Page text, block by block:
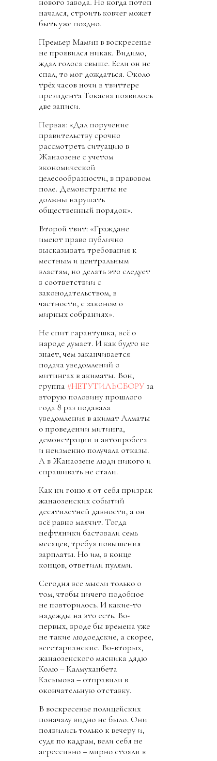
начался, строить ковчег может
быть уже поздно.
Премьер Мамин в воскресенье
не проявился никак. Видимо,
ждал голоса свыше. Если он не
спал, то мог дождаться. Около
трёх часов ночи в твиттере
президента Токаева появилось
две записи.
Первая: «Дал поручение
правительству срочно
рассмотреть ситуацию в
Жанаозене с учетом
экономической
целесообразности, в правовом
поле. Демонстранты не
должны нарушать
общественный порядок».
Второй твит: «Граждане
имеют право публично
высказывать требования к
местным и центральным
властям, но делать это следует
в соответствии с
законодательством, в
частности, с законом о
мирных собраниях».
Не спит гарантушка, всё о
народе думает. И как будто не
знает, чем заканчивается
подача уведомлений о
митингах в акиматы. Вон,
группа #НЕТУТИЛЬСБОРУ за
вторую половину прошлого
года 8 раз подавала
уведомления в акимат Алматы
о проведении митинга,
демонстрации и автопробега
и неизменно получала отказы.
А в Жанаозене люди никого и
спрашивать не стали.
Как ни гоню я от себя призрак
жанаозенских событий
десятилетней давности, а он
всё равно маячит. Тогда
нефтяники бастовали семь
месяцев, требуя повышения
зарплаты. Но им, в конце
концов, ответили пулями.
Сегодня все мысли только о
том, чтобы ничего подобное
не повторилось. И какие-то
надежды на это есть. Во-
первых, вроде бы времена уже
не такие людоедские, а скорее,
вегетарианские. Во-вторых,
жанаозенского мясника дядю
Колю – Калмуханбета
Касымова – отправили в
окончательную отставку.
В воскресенье полицейских
поначалу видно не было. Они
появились только к вечеру и,
судя по кадрам, вели себя не
агрессивно – мирно стояли в